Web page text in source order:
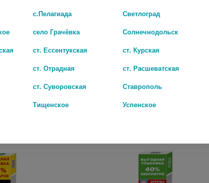
МАКЛЮРА С ГРЯЗЬЮ САКСКОГО ОЗЕРА ГЕЛЬ-БАЛЬЗАМ Д/ТЕЛА 125МЛ.
с.Пелагиада
Светлоград
село Грачёвка
Солнечнодольск
ст. Ессентукская
ст. Курская
ст. Отрадная
ст. Расшеватская
ст. Суворовская
Ставрополь
Тищенское
Успенское